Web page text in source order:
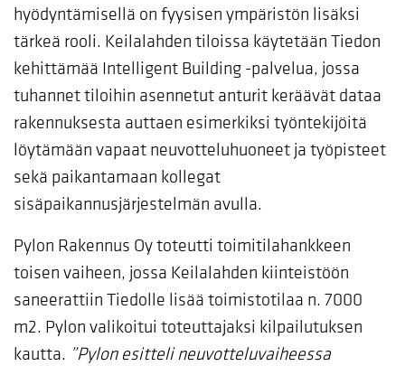
hyödyntämisellä on fyysisen ympäristön lisäksi
tärkeä rooli. Keilalahden tiloissa käytetään Tiedon
kehittämää Intelligent Building -palvelua, jossa
tuhannet tiloihin asennetut anturit keräävät dataa
rakennuksesta auttaen esimerkiksi työntekijöitä
löytämään vapaat neuvotteluhuoneet ja työpisteet
sekä paikantamaan kollegat
sisäpaikannusjärjestelmän avulla.
Pylon Rakennus Oy toteutti toimitilahankkeen
toisen vaiheen, jossa Keilalahden kiinteistöön
saneerattiin Tiedolle lisää toimistotilaa n. 7000
m2. Pylon valikoitui toteuttajaksi kilpailutuksen
kautta. ”Pylon esitteli neuvotteluvaiheessa